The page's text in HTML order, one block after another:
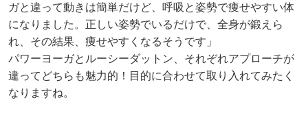
ガと違って動きは簡単だけど、呼吸と姿勢で痩せやすい体
になりました。正しい姿勢でいるだけで、全身が鍛えら
れ、その結果、痩せやすくなるそうです」
パワーヨーガとルーシーダットン、それぞれアプローチが
違ってどちらも魅力的！目的に合わせて取り入れてみたく
なりますね。